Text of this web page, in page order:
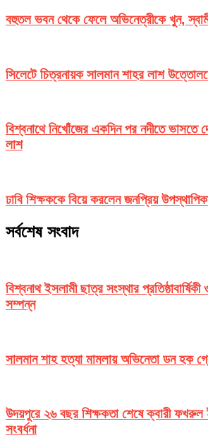
বহুতল ভবন থেকে ফেলে অভিনেত্রীকে খুন,
সিলেটে চিত্রনায়ক সালমান শাহর লাশ
বিশ্বনাথে নিখোঁজের একদিন পর নদীতে ভাসতে
লাশ
ঢাবি শিক্ষককে বিয়ে করলেন জনপ্রিয়
সর্বশেষ সংবাদ
বিশ্বনাথ ইসলামী ছাত্র সংস্থার
সম্পন্ন
সালমান শাহ হত্যা মামলায় অভিনেতা ডন হক
উদয়পুরে ২৬ বছর শিক্ষকতা শেষে ক্বারী ফখরুল
সংবর্ধনা